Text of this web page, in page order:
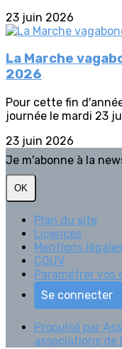
23 juin 2026
La Marche
2026
Pour cette fin
journée le mardi 23
23 juin 2026
Je m'abonne à la
OK
Plan du site
Licences
Mentions
CGUV
Paramétrer vos
Se connecter
Propulsé par
associations de